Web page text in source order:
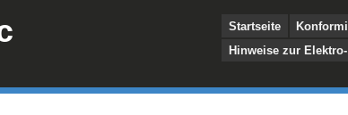
Startseite
Hinweise zur